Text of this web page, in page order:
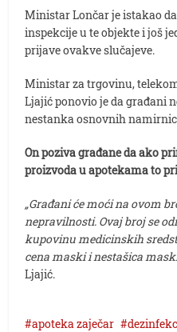
Ministar Lončar je istakao
inspekcije u te objekte i još
prijave ovakve slučajeve.
Ministar za trgovinu,
Ljajić ponovio je da građani
nestanka osnovnih
On poziva građane da ako
proizvoda u apotekama to
„Građani će moći na ovom
nepravilnosti. Ovaj broj se
kupovinu medicinskih
cena maski i nestašica
Ljajić.
apoteka zaječar